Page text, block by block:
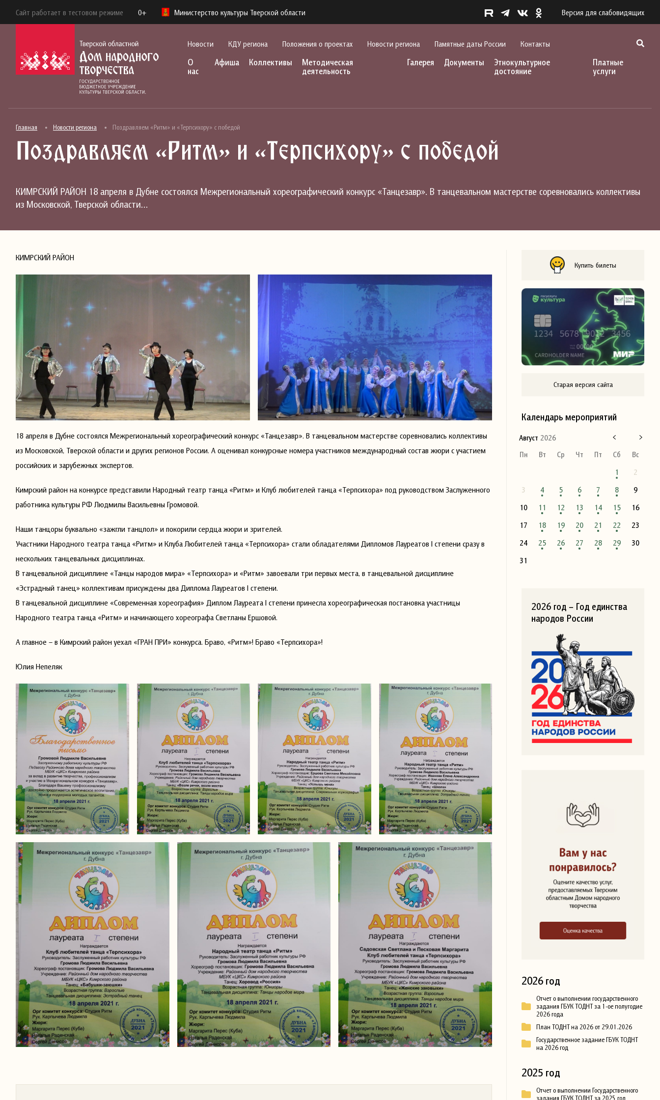
Сайт работает в тестовом режиме 0+ Министерство культуры Тверской области Версия для слабовидящих
Новости КДУ региона Положения о проектах Новости региона Памятные даты России Контакты
О
нас
Афиша Коллективы
Методическая
деятельность
Галерея Документы
Этнокультурное
достояние
Платные
услуги
Главная Новости региона Поздравляем «Ритм» и «Терпсихору» с победой
Поздравляем «Ритм» и «Терпсихору» с победой
КИМРСКИЙ РАЙОН 18 апреля в Дубне состоялся Межрегиональный хореографический конкурс «Танцезавр». В танцевальном мастерстве соревновались коллективы
из Московской, Тверской области…
КИМРСКИЙ РАЙОН
18 апреля в Дубне состоялся Межрегиональный хореографический конкурс «Танцезавр». В танцевальном мастерстве соревновались коллективы
из Московской, Тверской области и других регионов России. А оценивал конкурсные номера участников международный состав жюри с участием
российских и зарубежных экспертов.
Кимрский район на конкурсе представили Народный театр танца «Ритм» и Клуб любителей танца «Терпсихора» под руководством Заслуженного
работника культуры РФ Людмилы Васильевны Громовой.
Наши танцоры буквально «зажгли танцпол» и покорили сердца жюри и зрителей.
Участники Народного театра танца «Ритм» и Клуба Любителей танца «Терпсихора» стали обладателями Дипломов Лауреатов I степени сразу в
нескольких танцевальных дисциплинах.
В танцевальной дисциплине «Танцы народов мира» «Терпсихора» и «Ритм» завоевали три первых места, в танцевальной дисциплине
«Эстрадный танец» коллективам присуждены два Диплома Лауреатов I степени.
В танцевальной дисциплине «Современная хореография» Диплом Лауреата I степени принесла хореографическая постановка участницы
Народного театра танца «Ритм» и начинающего хореографа Светланы Ершовой.
А главное – в Кимрский район уехал «ГРАН ПРИ» конкурса. Браво, «Ритм»! Браво «Терпсихора»!
Юлия Непеляк
Купить билеты
Старая версия сайта
Календарь мероприятий
Август 2026
Пн
Вт Ср Чт Пт Сб
Вс
1
2
3
4 5 6 7 8
9
10
11 12 13 14 15
16
17
18 19 20 21 22
23
24
25 26 27 28 29
30
31
2026 год – Год единства
народов России
2026 год
Отчет о выполнении государственного
задания ГБУК ТОДНТ за 1-ое полугодие
2026 года
План ТОДНТ на 2026 от 29.01.2026
Государственное задание ГБУК ТОДНТ
на 2026 год
2025 год
Отчет о выполнении Государственного
задания ГБУК ТОДНТ за 2025 год